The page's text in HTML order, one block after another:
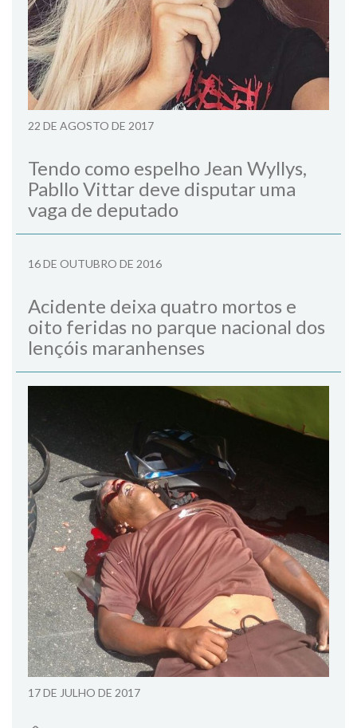
22 DE AGOSTO DE 2017
Tendo como espelho Jean Wyllys,
Pabllo Vittar deve disputar uma
vaga de deputado
16 DE OUTUBRO DE 2016
Acidente deixa quatro mortos e
oito feridas no parque nacional dos
lençóis maranhenses
17 DE JULHO DE 2017